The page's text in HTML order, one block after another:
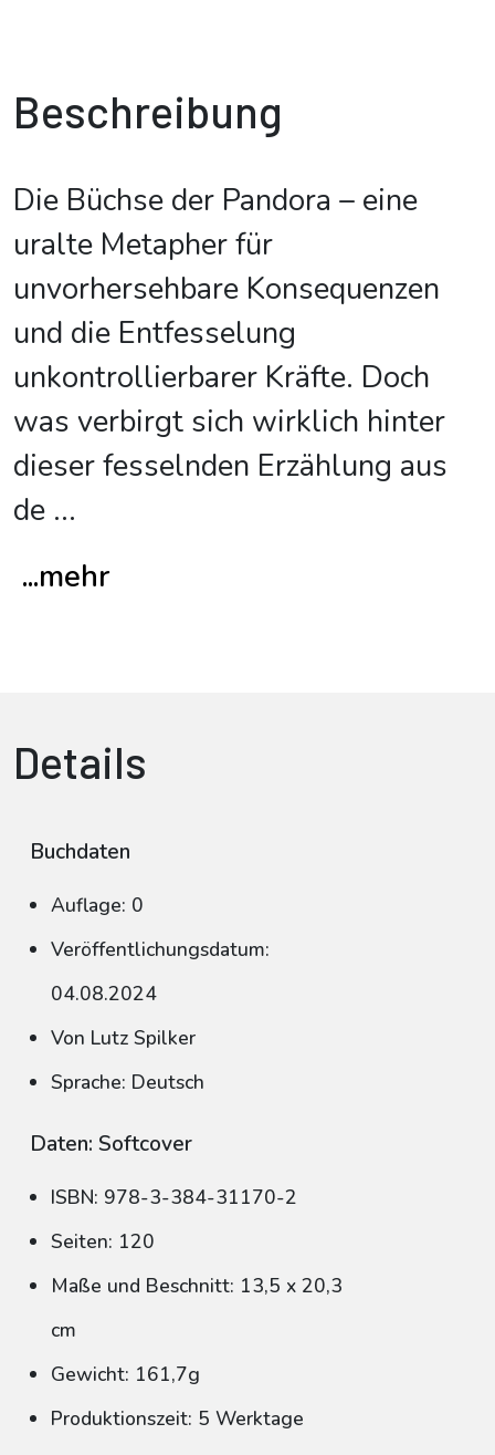
Beschreibung
Die Büchse der Pandora – eine
uralte Metapher für
unvorhersehbare Konsequenzen
und die Entfesselung
unkontrollierbarer Kräfte. Doch
was verbirgt sich wirklich hinter
dieser fesselnden Erzählung aus
de ...
...mehr
Details
Buchdaten
Auflage: 0
Veröffentlichungsdatum:
04.08.2024
Von Lutz Spilker
Sprache: Deutsch
Daten: Softcover
ISBN: 978-3-384-31170-2
Seiten: 120
Maße und Beschnitt: 13,5 x 20,3
cm
Gewicht: 161,7g
Produktionszeit: 5 Werktage